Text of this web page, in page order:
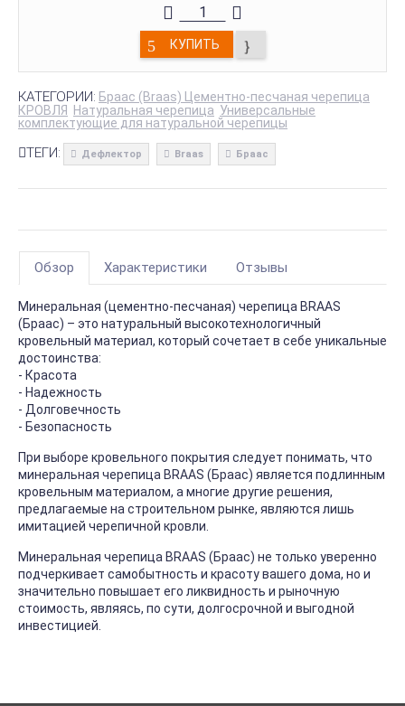
КУПИТЬ
КАТЕГОРИИ: Браас (Braas) Цементно-песчаная черепица
КРОВЛЯ
Натуральная черепица Универсальные
комплектующие для натуральной черепицы
ТЕГИ: Дефлектор Braas Браас
Обзор Характеристики Отзывы
Минеральная (цементно-песчаная) черепица BRAAS
(Браас) – это натуральный высокотехнологичный
кровельный материал, который сочетает в себе уникальные
достоинства:
- Красота
- Надежность
- Долговечность
- Безопасность
При выборе кровельного покрытия следует понимать, что
минеральная черепица BRAAS (Браас) является подлинным
кровельным материалом, а многие другие решения,
предлагаемые на строительном рынке, являются лишь
имитацией черепичной кровли.
Минеральная черепица BRAAS (Браас) не только уверенно
подчеркивает самобытность и красоту вашего дома, но и
значительно повышает его ликвидность и рыночную
стоимость, являясь, по сути, долгосрочной и выгодной
инвестицией.